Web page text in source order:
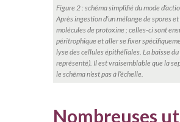
Figure 2 : schéma simplifié du mode
Après ingestion d’un mélange de spores
molécules de protoxine ; celles-ci sont
péritrophique et aller se fixer
lyse des cellules épithéliales. La baisse
représenté). Il est vraisemblable que la
le schéma n’est pas à l’échelle.
Nombreuses